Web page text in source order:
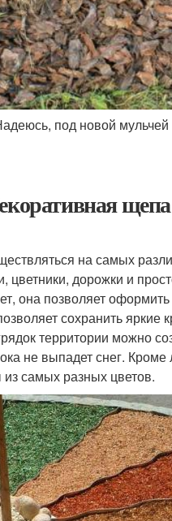
под новой
на самых
цветники, дорожки и
она позволяет
сохранить яркие
территории можно
не выпадет снег.
самых разных цветов.